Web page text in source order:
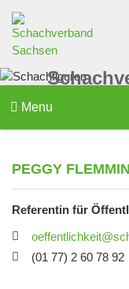
Menu
PEGGY
Referentin für
(01 77) 2 60 78 92